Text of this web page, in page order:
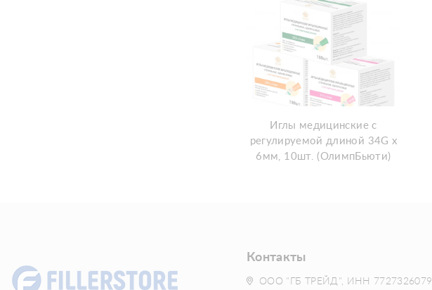
Иглы медицинские с
регулируемой длиной 34G х
6мм, 10шт. (ОлимпБьюти)
Контакты
ООО "ГБ ТРЕЙД", ИНН 7727326079